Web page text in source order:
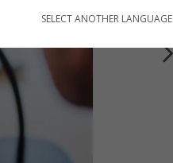
SELECT ANOTHER LANGUAGE